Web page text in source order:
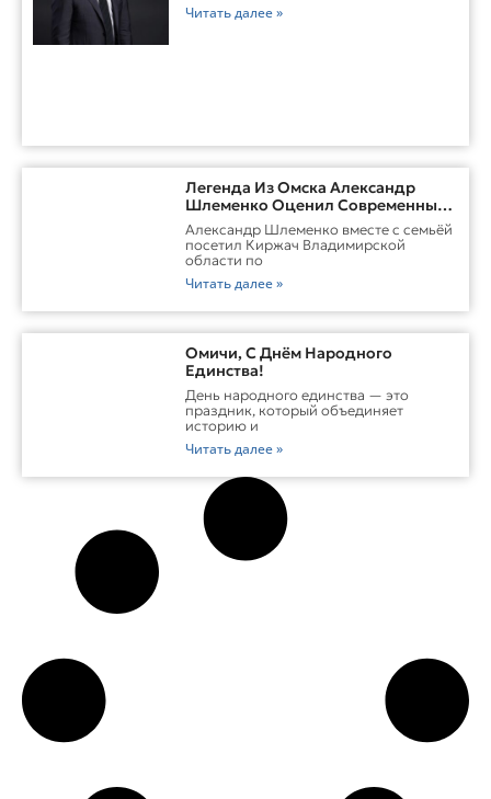
Читать далее »
Легенда Из Омска Александр
Шлеменко Оценил Современные
Заводы Холдинга «Русклимат» И
Перспективы ММА В Киржаче
Александр Шлеменко вместе с семьёй
посетил Киржач Владимирской
области по
Читать далее »
Омичи, С Днём Народного
Единства!
День народного единства — это
праздник, который объединяет
историю и
Читать далее »